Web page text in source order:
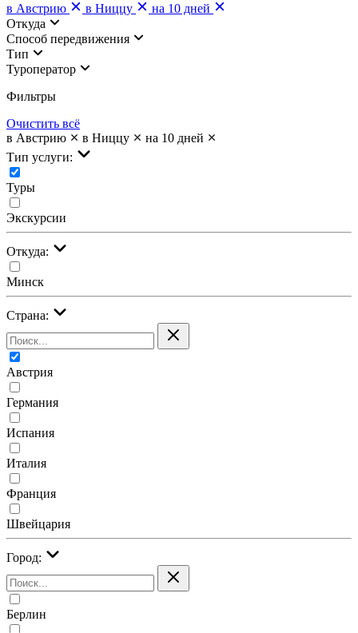
в Австрию
в Ниццу
на 10 дней
Откуда
Cпособ передвижения
Тип
Туроператор
Фильтры
Очистить всё
в Австрию
в Ниццу
на 10 дней
Тип услуги:
Туры
Экскурсии
Откуда:
Минск
Страна:
Австрия
Германия
Испания
Италия
Франция
Швейцария
Город:
Берлин